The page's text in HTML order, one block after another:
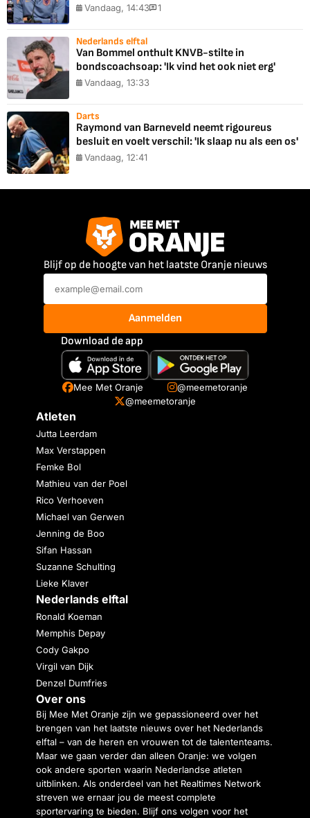
Vandaag, 14:43 1
Nederlands elftal
Van Bommel onthult KNVB-stilte in
bondscoachsoap: 'Ik vind het ook niet erg'
Vandaag, 13:33
Darts
Raymond van Barneveld neemt rigoureus
besluit en voelt verschil: 'Ik slaap nu als een os'
Vandaag, 12:41
Blijf op de hoogte van het laatste Oranje nieuws
Aanmelden
Download de app
Mee Met Oranje
@meemetoranje
@meemetoranje
Atleten
Jutta Leerdam
Max Verstappen
Femke Bol
Mathieu van der Poel
Rico Verhoeven
Michael van Gerwen
Jenning de Boo
Sifan Hassan
Suzanne Schulting
Lieke Klaver
Nederlands elftal
Ronald Koeman
Memphis Depay
Cody Gakpo
Virgil van Dijk
Denzel Dumfries
Over ons
Bij Mee Met Oranje zijn we gepassioneerd over het
brengen van het laatste nieuws over het Nederlands
elftal – van de heren en vrouwen tot de talententeams.
Maar we gaan verder dan alleen Oranje: we volgen
ook andere sporten waarin Nederlandse atleten
uitblinken. Als onderdeel van het Realtimes Network
streven we ernaar jou de meest complete
sportervaring te bieden. Blijf ons volgen voor het